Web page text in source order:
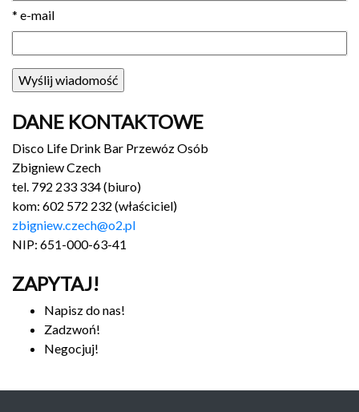
* e-mail
DANE KONTAKTOWE
Disco Life Drink Bar Przewóz Osób
Zbigniew Czech
tel. 792 233 334 (biuro)
kom: 602 572 232 (właściciel)
zbigniew.czech@o2.pl
NIP: 651-000-63-41
ZAPYTAJ!
Napisz do nas!
Zadzwoń!
Negocjuj!